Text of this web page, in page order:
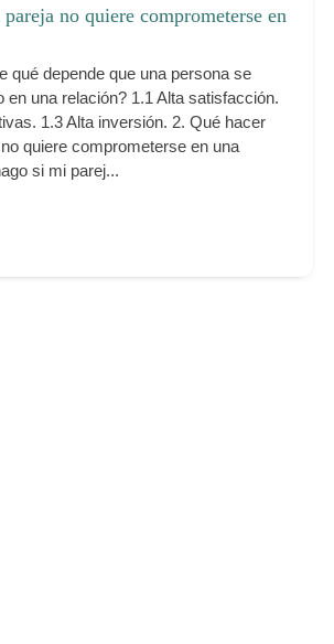
no quiere comprometerse en
qué depende que una persona se
en una relación? 1.1 Alta satisfacción.
1.3 Alta inversión. 2. Qué hacer
quiere comprometerse en una
si mi parej...